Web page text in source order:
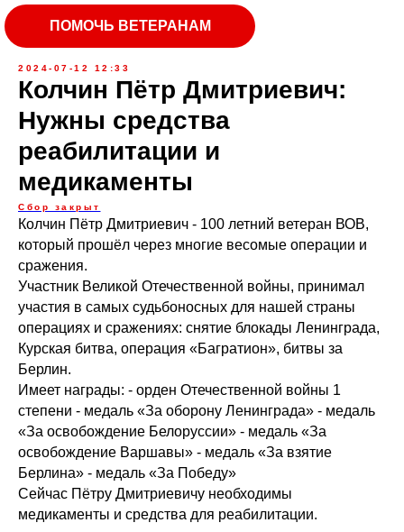
ПОМОЧЬ ВЕТЕРАНАМ
2024-07-12 12:33
Колчин Пётр Дмитриевич:
Нужны средства
реабилитации и
медикаменты
Сбор закрыт
Колчин Пётр Дмитриевич - 100 летний ветеран ВОВ,
который прошёл через многие весомые операции и
сражения.
Участник Великой Отечественной войны, принимал
участия в самых судьбоносных для нашей страны
операциях и сражениях: снятие блокады Ленинграда,
Курская битва, операция «Багратион», битвы за
Берлин.
Имеет награды: - орден Отечественной войны 1
степени - медаль «За оборону Ленинграда» - медаль
«За освобождение Белоруссии» - медаль «За
освобождение Варшавы» - медаль «За взятие
Берлина» - медаль «За Победу»
Сейчас Пётру Дмитриевичу необходимы
медикаменты и средства для реабилитации.